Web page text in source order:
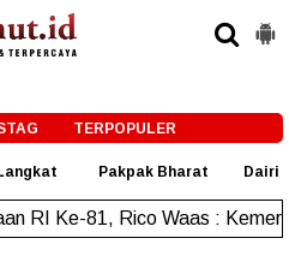
TERPOPULER
Pakpak Bharat Dairi
Rico Waas : Kemerdekaan